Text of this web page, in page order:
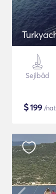
Sejlbåd
$199 /nat